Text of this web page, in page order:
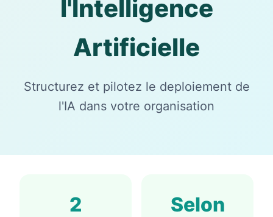
l'Intelligence
Artificielle
Structurez et pilotez le deploiement de
l'IA dans votre organisation
2
Selon